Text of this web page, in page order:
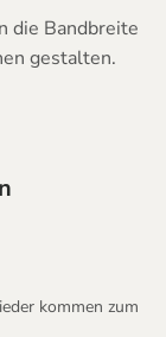
die Bandbreite
gestalten.
kommen zum